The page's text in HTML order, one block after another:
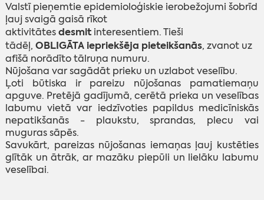
Valstī pieņemtie epidemioloģiskie ierobežojumi šobrīd
ļauj svaigā gaisā rīkot
aktivitātesdesmit interesentiem. Tieši
tādēļ, OBLIGĀTAiepriekšēja pieteikšanās, zvanot uz
afišā norādīto tālruņa numuru.
Nūjošana var sagādāt prieku un uzlabot veselību.
Ļoti būtiska ir pareizu nūjošanas pamatiemaņu
apguve. Pretējā gadījumā, cerētā prieka un veselības
labumu vietā var iedzīvoties papildus medicīniskās
nepatikšanās - plaukstu, sprandas, plecu vai
muguras sāpēs.
Savukārt, pareizas nūjošanas iemaņas ļauj kustēties
glītāk un ātrāk, ar mazāku piepūli un lielāku labumu
veselībai.